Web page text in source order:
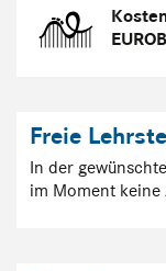
Freie
In der
im Moment keine